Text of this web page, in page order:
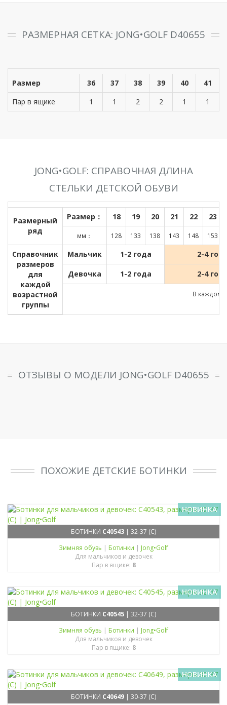
РАЗМЕРНАЯ СЕТКА: JONG•GOLF D40655
Размер 36 37 38 39 40
41
Пар в ящике
1 1 2 2 1 1
JONG•GOLF: СПРАВОЧНАЯ ДЛИНА
СТЕЛЬКИ ДЕТСКОЙ ОБУВИ
Размерный
ряд
Размер： 18 19 20 21 22 23
мм： 128 133 138 143 148 153
Справочник
размеров
для
каждой
возрастной
группы
Мальчик 1-2 года 2-4
Девочка 1-2 года 2-4
В каждом
ОТЗЫВЫ О МОДЕЛИ JONG•GOLF D40655
ПОХОЖИЕ ДЕТСКИЕ БОТИНКИ
НОВИНКА
БОТИНКИ C40543 | 32-37 (C)
Зимняя обувь | Ботинки | Jong•Golf
Для мальчиков и девочек
Пар в ящике: 8
НОВИНКА
БОТИНКИ C40545 | 32-37 (C)
Зимняя обувь | Ботинки | Jong•Golf
Для мальчиков и девочек
Пар в ящике: 8
НОВИНКА
БОТИНКИ C40649 | 30-37 (C)